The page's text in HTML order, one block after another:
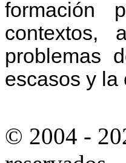
formación
contextos,
problemas
escasos y la
© 2004 -